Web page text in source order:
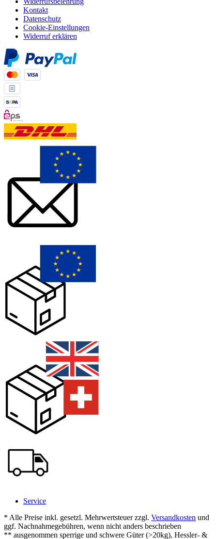
Kontakt
Datenschutz
Cookie-Einstellungen
Widerruf erklären
Service
* Alle Preise inkl. gesetzl. Mehrwertsteuer zzgl. Versandkosten und
ggf. Nachnahmegebühren, wenn nicht anders beschrieben
** ausgenommen sperrige und schwere Güter (>20kg), Hessler- &